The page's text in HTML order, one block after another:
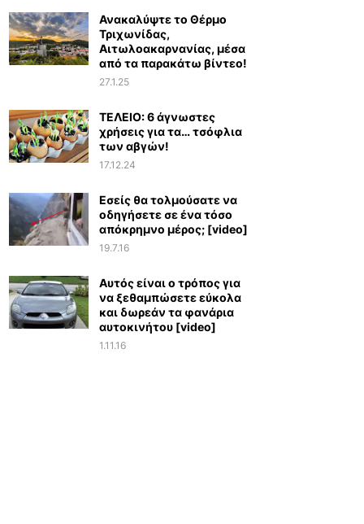
Ανακαλύψτε το Θέρμο
Τριχωνίδας,
Αιτωλοακαρνανίας, μέσα
από τα παρακάτω βίντεο!
27.1.25
ΤΕΛΕΙΟ: 6 άγνωστες
χρήσεις για τα… τσόφλια
των αβγών!
17.12.24
Εσείς θα τολμούσατε να
οδηγήσετε σε ένα τόσο
απόκρημνο μέρος; [video]
19.7.16
Αυτός είναι ο τρόπος για
να ξεθαμπώσετε εύκολα
και δωρεάν τα φανάρια
αυτοκινήτου [video]
1.11.16